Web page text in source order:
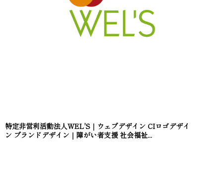
特定非営利活動法人WEL'S｜ウェブデザイン CIロゴデザイ
ン ブランドデザイン｜障がい者支援 社会福祉...